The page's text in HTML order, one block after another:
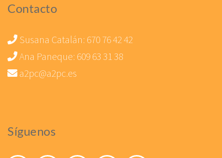
Contacto
Susana Catalán: 670 76 42 42
Ana Paneque: 609 63 31 38
a2pc@a2pc.es
Síguenos